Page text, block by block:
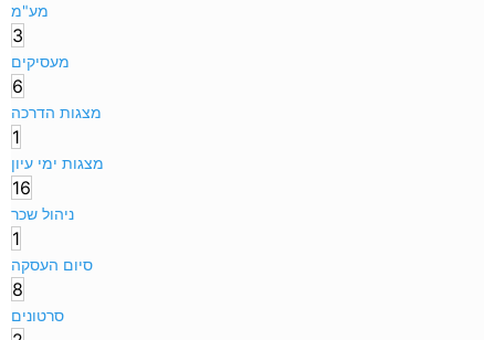
מע"מ
3
מעסיקים
6
מצגות הדרכה
1
מצגות ימי עיון
16
ניהול שכר
1
סיום העסקה
8
סרטונים